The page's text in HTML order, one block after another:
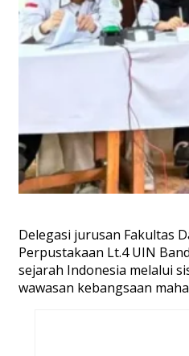
Delegasi jurusan Fakultas
Perpustakaan Lt.4UIN
sejarah Indonesia melalui
wawasan kebangsaan